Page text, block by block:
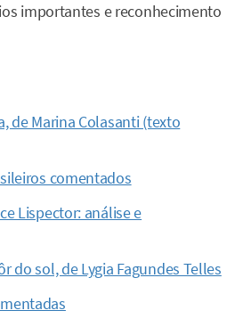
importantes e reconhecimento
de Marina Colasanti (texto
comentados
Lispector: análise e
do sol, de Lygia Fagundes Telles